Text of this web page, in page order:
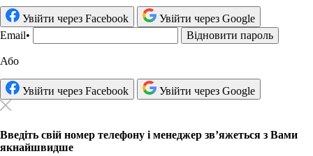
Увійти через Facebook
Увійти через Google
Email• Відновити пароль
Або
Увійти через Facebook Увійти через Google
Введіть свій номер телефону і менеджер зв’яжеться з Вами
якнайшвидше